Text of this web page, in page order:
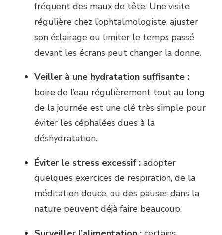
fréquent des maux de tête. Une visite
régulière chez l’ophtalmologiste, ajuster
son éclairage ou limiter le temps passé
devant les écrans peut changer la donne.
Veiller à une hydratation suffisante :
boire de l’eau régulièrement tout au long
de la journée est une clé très simple pour
éviter les céphalées dues à la
déshydratation.
Éviter le stress excessif : adopter
quelques exercices de respiration, de la
méditation douce, ou des pauses dans la
nature peuvent déjà faire beaucoup.